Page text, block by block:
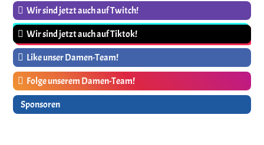
Wir sind jetzt auch auf Twitch!
Wir sind jetzt auch auf Tiktok!
Like unser Damen-Team!
Folge unserem Damen-Team!
Sponsoren